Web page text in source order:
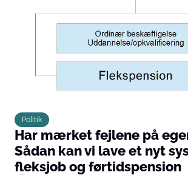
Politik
Har mærket fejlene på
Sådan kan vi lave et nyt
fleksjob og førtidspension